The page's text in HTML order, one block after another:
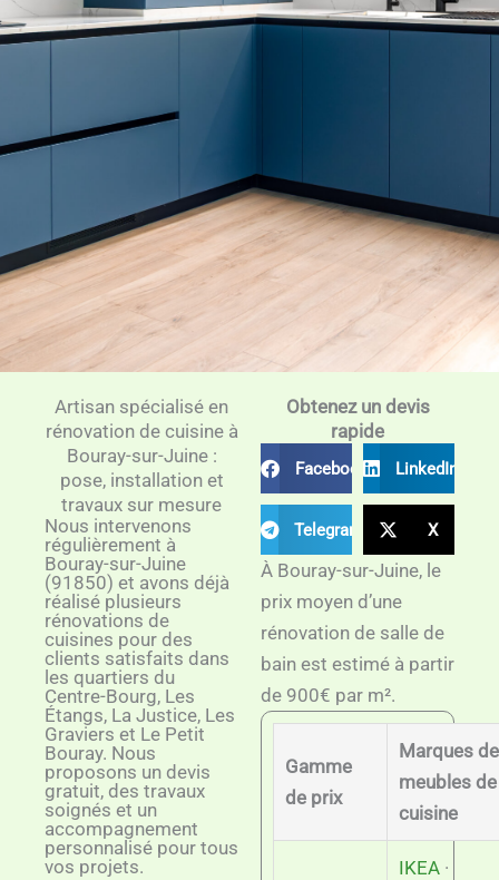
Obtenez un devis
rapide
Facebook LinkedIn
Telegram X
À Bouray-sur-Juine, le
prix moyen d’une
rénovation de salle de
bain est estimé à partir
de 900€ par m².
Gamme
de prix
Marques de
meubles de
cuisine
IKEA ·
Artisan spécialisé en
rénovation de cuisine à
Bouray-sur-Juine :
pose, installation et
travaux sur mesure
Nous intervenons
régulièrement à
Bouray-sur-Juine
(91850) et avons déjà
réalisé plusieurs
rénovations de
cuisines pour des
clients satisfaits dans
les quartiers du
Centre-Bourg, Les
Étangs, La Justice, Les
Graviers et Le Petit
Bouray. Nous
proposons un devis
gratuit, des travaux
soignés et un
accompagnement
personnalisé pour tous
vos projets.